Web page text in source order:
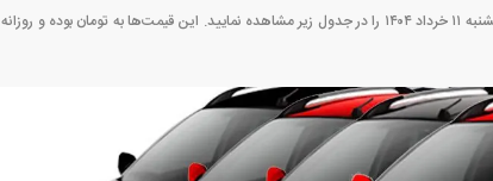
قیمت متوسط بازار آزاد و قیمت نمایندگی خودرو‌های سایپا امروز یکشنبه ۱۱ خرداد ۱۴۰۴ را در جدول زیر مشاهده نمایید. این قیمت‌ها به تومان بوده و روزانه